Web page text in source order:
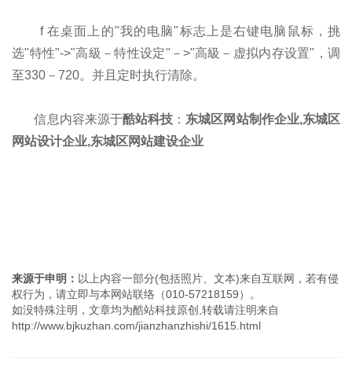
f 在桌面上的"我的电脑"标志上是右键电脑鼠标，挑
选"特性"->"高級－特性设定"－>"高級－虚拟内存设置"，调
至330－720。并且定时执行清除。
信息内容来源于酷站科技 ： 东城区网站制作企业,东城区
网站设计企业,东城区网站建设企业
来源于申明： 以上内容一部分(包括照片、文本)来自互联网，若有侵
权行为，请立即与本网站联络（010-57218159）。
如没特殊注明，文章均为酷站科技原创,转载请注明来自
http://www.bjkuzhan.com/jianzhanzhishi/1615.html